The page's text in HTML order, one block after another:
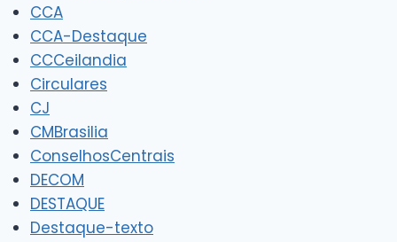
CCA
CCA-Destaque
CCCeilandia
Circulares
CJ
CMBrasilia
ConselhosCentrais
DECOM
DESTAQUE
Destaque-texto